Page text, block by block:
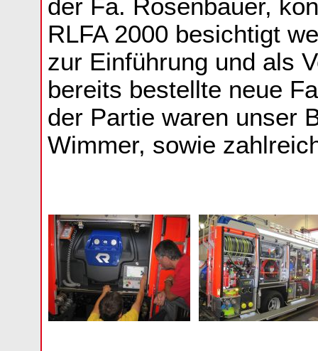
der Fa. Rosenbauer,
RLFA 2000 besichtigt
zur Einführung und als
bereits bestellte neue
der Partie waren unser
Wimmer, sowie